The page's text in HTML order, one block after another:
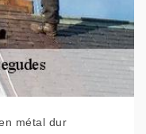
métal dur